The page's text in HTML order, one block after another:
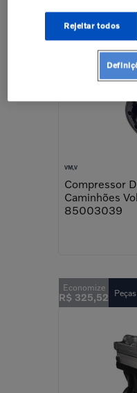
VM,V
Compressor
Caminhões
85003039
R$ 325,52
Rejeitar todos